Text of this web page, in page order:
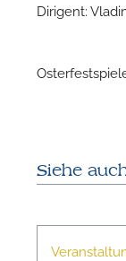
Dirigent:
Siehe